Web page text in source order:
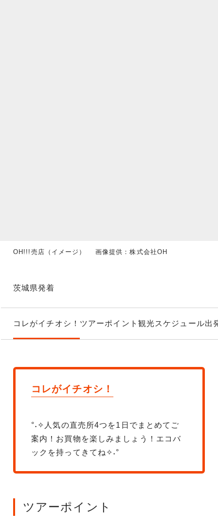
OH!!!売店（イメージ） 画像提供：株式会社OH
茨城県発着
コレがイチオシ！ ツアーポイント 観光スケジュール出
コレがイチオシ！
°˖✧人気の直売所4つを1日でまとめてご
案内！お買物を楽しみましょう！エコバ
ックを持ってきてね✧˖°
ツアーポイント